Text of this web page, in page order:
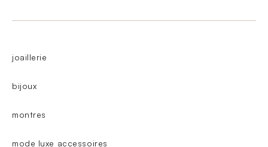
joaillerie
bijoux
montres
mode luxe accessoires